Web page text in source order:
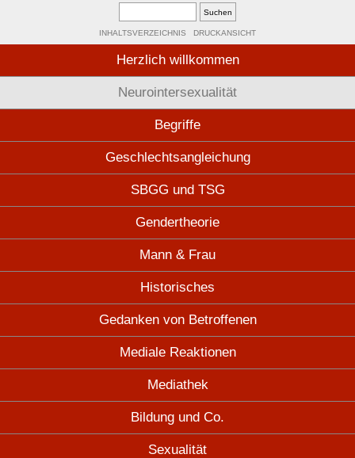
INHALTSVERZEICHNIS DRUCKANSICHT
Herzlich willkommen
Neurointersexualität
Begriffe
Geschlechtsangleichung
SBGG und TSG
Gendertheorie
Mann & Frau
Historisches
Gedanken von Betroffenen
Mediale Reaktionen
Mediathek
Bildung und Co.
Sexualität